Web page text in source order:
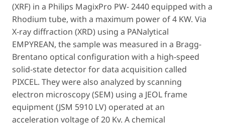
(XRF) in a Philips MagixPro PW- 2440 equipped with a
Rhodium tube, with a maximum power of 4 KW. Via
X-ray diffraction (XRD) using a PANalytical
EMPYREAN, the sample was measured in a Bragg-
Brentano optical configuration with a high-speed
solid-state detector for data acquisition called
PIXCEL. They were also analyzed by scanning
electron microscopy (SEM) using a JEOL frame
equipment (JSM 5910 LV) operated at an
acceleration voltage of 20 Kv. A chemical